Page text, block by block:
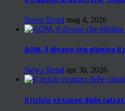
News Trend mag 4, 2026
AOM, il divano che elimina
News Trend apr 30, 2026
Il riciclo virtuoso delle